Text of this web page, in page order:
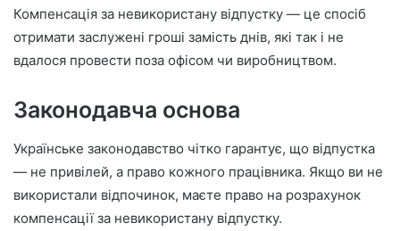
n
e
m
l
Компенсація за невикористану відпустку — це спосіб
отримати заслужені гроші замість днів, які так і не
вдалося провести поза офісом чи виробництвом.
Законодавча основа
Українське законодавство чітко гарантує, що відпустка
— не привілей, а право кожного працівника. Якщо ви не
використали відпочинок, маєте право на розрахунок
компенсації за невикористану відпустку.